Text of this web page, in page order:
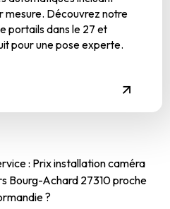
mesure. Découvrez notre
portails dans le 27 et
pour une pose experte.
: Prix installation caméra
Bourg-Achard 27310 proche
?